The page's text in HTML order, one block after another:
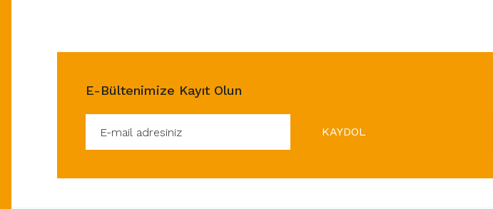
E-Bültenimize Kayıt Olun
KAYDOL